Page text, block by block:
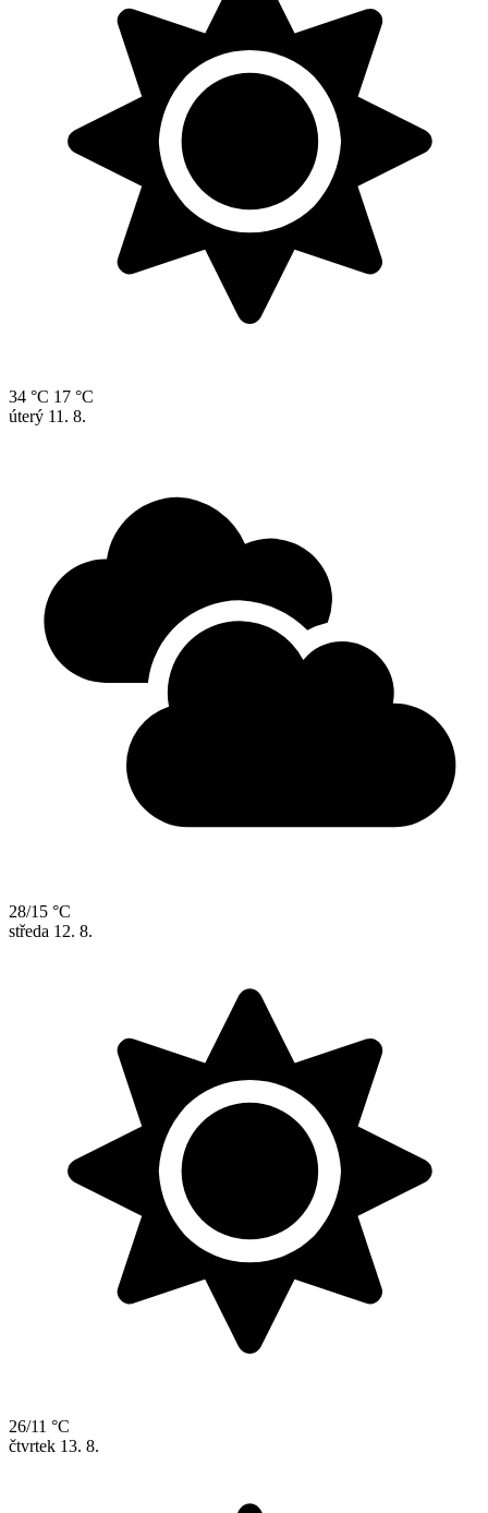
34 °C 17 °C
úterý 11. 8.
28/15 °C
středa 12. 8.
26/11 °C
čtvrtek 13. 8.